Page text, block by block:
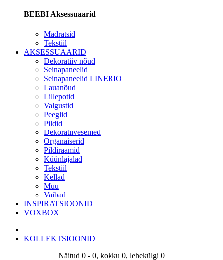
BEEBI Aksessuaarid
Madratsid
Tekstiil
AKSESSUAARID
Dekoratiiv nõud
Seinapaneelid
Seinapaneelid LINERIO
Lauanõud
Lillepotid
Valgustid
Peeglid
Pildid
Dekoratiivesemed
Organaiserid
Pildiraamid
Küünlajalad
Tekstiil
Kellad
Muu
Vaibad
INSPIRATSIOONID
VOXBOX
KOLLEKTSIOONID
Näitud 0 - 0, kokku 0, lehekülgi 0